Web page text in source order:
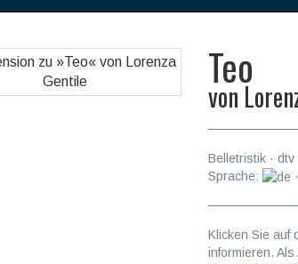
Teo
von
Belletristik ·dtv
Sprache:
Klicken Sie auf
informieren.